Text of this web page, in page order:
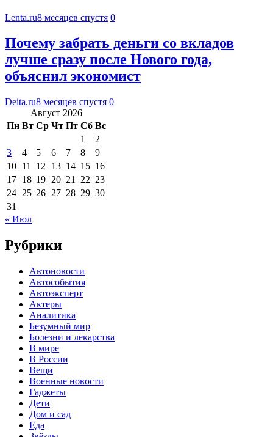
Lenta.ru8 месяцев спустя 0
Почему забрать деньги со вкладов
лучше сразу после Нового года,
объяснил экономист
Deita.ru8 месяцев спустя 0
Август 2026
Пн Вт Ср Чт Пт Сб Вс
1
2
3
4 5 6 7 8
9
10 11 12 13 14 15 16
17 18 19 20 21 22 23
24 25 26 27 28 29 30
31
« Июл
Рубрики
Автоновости
Автособытия
Автоэксперт
Актеры
Аналитика
Безумный мир
Болезни и лекарства
В мире
В России
Вещи
Военные новости
Гаджеты
Дети
Дом и сад
Еда